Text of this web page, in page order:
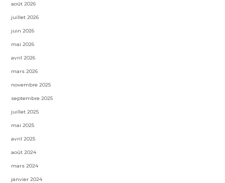
août 2026
juillet 2026
juin 2026
mai 2026
avril 2026
mars 2026
novembre 2025
septembre 2025
juillet 2025
mai 2025
avril 2025
août 2024
mars 2024
janvier 2024